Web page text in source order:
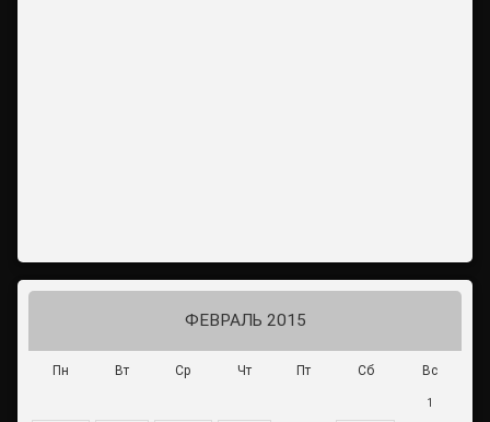
ФЕВРАЛЬ 2015
Пн Вт Ср Чт Пт Сб Вс
1